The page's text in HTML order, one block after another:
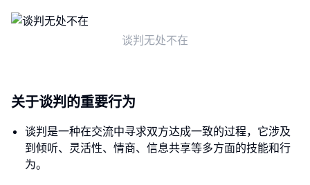
谈判无处不在
关于谈判的重要行为
谈判是一种在交流中寻求双方达成一致的过程，它涉及
到倾听、灵活性、情商、信息共享等多方面的技能和行
为。